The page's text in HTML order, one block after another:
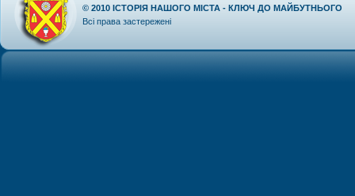
© 2010 ІСТОРІЯ НАШОГО МІСТА - КЛЮЧ ДО МАЙБУТНЬОГО
Всі права застережені